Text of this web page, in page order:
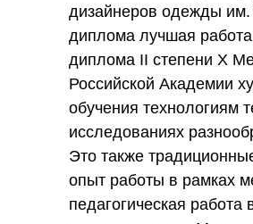
дизайнеров одежды им.
диплома лучшая
диплома II степени X
Российской Академии
обучения технологиям
исследованиях
Это также
опыт работы в рамках
педагогическая